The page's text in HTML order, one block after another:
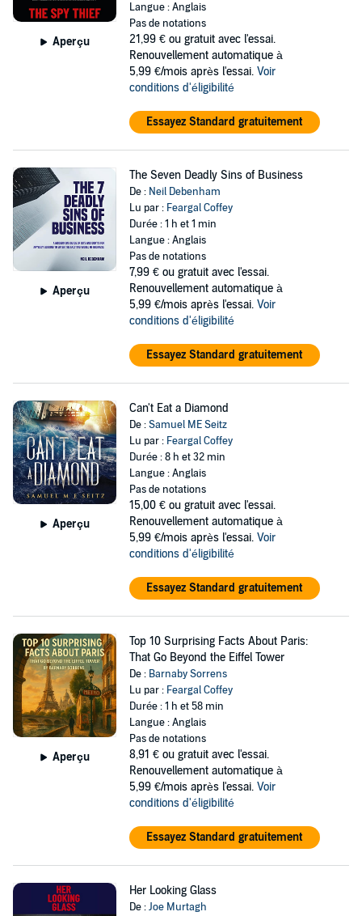
Aperçu
Langue : Anglais
Pas de notations
21,99 € ou gratuit avec l'essai.
Renouvellement automatique à
5,99 €/mois après l'essai. Voir
conditions d'éligibilité
Essayez Standard gratuitement
Aperçu
The Seven Deadly Sins of Business
De : Neil Debenham
Lu par : Feargal Coffey
Durée : 1 h et 1 min
Langue : Anglais
Pas de notations
7,99 € ou gratuit avec l'essai.
Renouvellement automatique à
5,99 €/mois après l'essai. Voir
conditions d'éligibilité
Essayez Standard gratuitement
Aperçu
Can't Eat a Diamond
De :Samuel ME Seitz
Lu par : Feargal Coffey
Durée : 8 h et 32 min
Langue : Anglais
Pas de notations
15,00 € ou gratuit avec l'essai.
Renouvellement automatique à
5,99 €/mois après l'essai. Voir
conditions d'éligibilité
Essayez Standard gratuitement
Aperçu
Top 10 Surprising Facts About Paris:
That Go Beyond the Eiffel Tower
De : Barnaby Sorrens
Lu par : Feargal Coffey
Durée : 1 h et 58 min
Langue : Anglais
Pas de notations
8,91 € ou gratuit avec l'essai.
Renouvellement automatique à
5,99 €/mois après l'essai. Voir
conditions d'éligibilité
Essayez Standard gratuitement
Her Looking Glass
De :Joe Murtagh